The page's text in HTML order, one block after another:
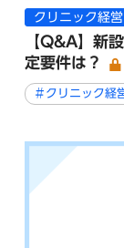
クリニック経営
【Q&A】新
定要件は？
＃クリニック経